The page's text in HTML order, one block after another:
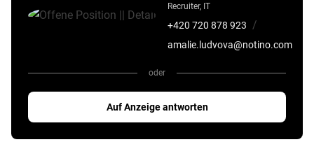
Recruiter, IT
+420 720 878 923 /
amalie.ludvova@notino.com
oder
Auf Anzeige antworten